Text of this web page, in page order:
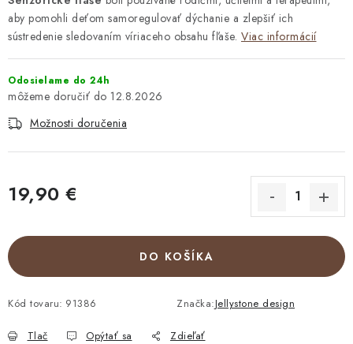
aby pomohli deťom samoregulovať dýchanie a zlepšiť ich
sústredenie sledovaním víriaceho obsahu fľaše. Viac informácií
Odosielame do 24h
12.8.2026
Možnosti doručenia
19,90 €
DO KOŠÍKA
Kód tovaru: 91386 Značka:Jellystone design
Tlač Opýtať sa Zdieľať